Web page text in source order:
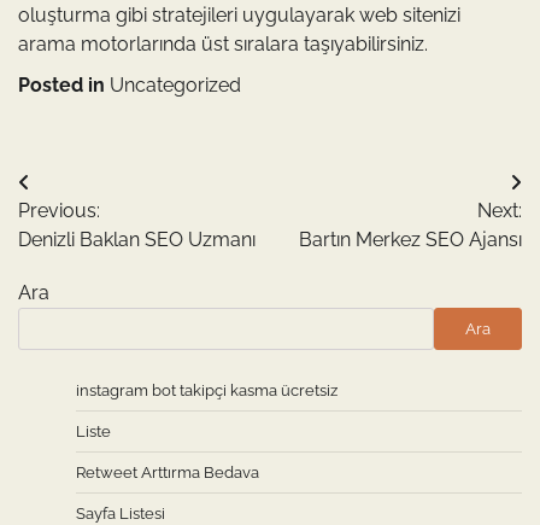
oluşturma gibi stratejileri uygulayarak web sitenizi
arama motorlarında üst sıralara taşıyabilirsiniz.
Posted in Uncategorized
Yazı
gezinmesi
Previous:
Denizli Baklan SEO Uzmanı
Next:
Bartın Merkez SEO Ajansı
Ara
Ara
instagram bot takipçi kasma ücretsiz
Liste
Retweet Arttırma Bedava
Sayfa Listesi